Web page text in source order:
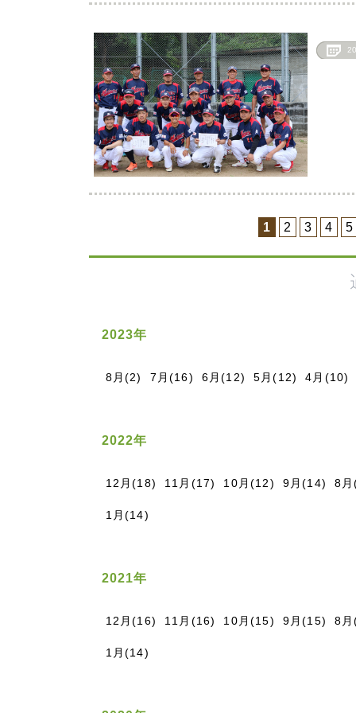
1 2 3 4 5
2023年
8月(2) 7月(16) 6月(12) 5月(12) 4月(10)
2022年
12月(18) 11月(17) 10月(12) 9月(14) 8
1月(14)
2021年
12月(16) 11月(16) 10月(15) 9月(15) 8
1月(14)